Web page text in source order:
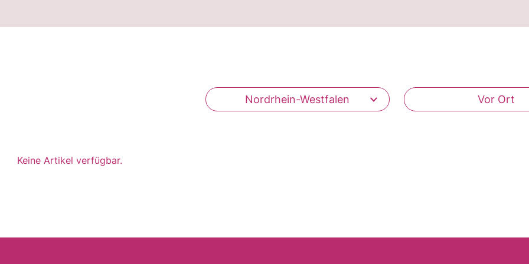
Nordrhein-Westfalen Vor Ort
Keine Artikel verfügbar.